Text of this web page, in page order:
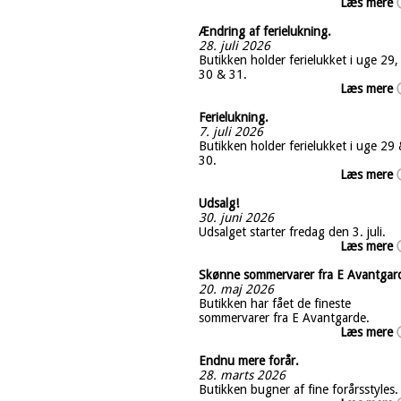
Ændring af ferielukning.
28. juli 2026
Butikken holder ferielukket i uge 29,
30 & 31.
Læs mere
Ferielukning.
7. juli 2026
Butikken holder ferielukket i uge 29
30.
Læs mere
Udsalg!
30. juni 2026
Udsalget starter fredag den 3. juli.
Læs mere
Skønne sommervarer fra E
20. maj 2026
Butikken har fået de fineste
sommervarer fra E Avantgarde.
Læs mere
Endnu mere forår.
28. marts 2026
Butikken bugner af fine forårsstyles.